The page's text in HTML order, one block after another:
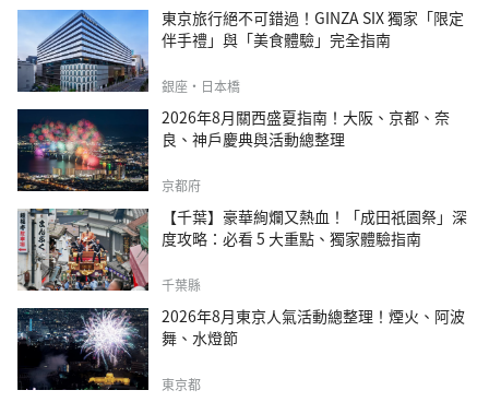
東京旅行絕不可錯過！GINZA SIX 獨家「限定
伴手禮」與「美食體驗」完全指南
銀座・日本橋
2026年8月關西盛夏指南！大阪、京都、奈
良、神戶慶典與活動總整理
京都府
【千葉】豪華絢爛又熱血！「成田祇園祭」深
度攻略：必看 5 大重點、獨家體驗指南
千葉縣
2026年8月東京人氣活動總整理！煙火、阿波
舞、水燈節
東京都